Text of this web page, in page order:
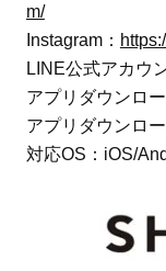
m/
Instagram：
LINE公式アカウ
アプリダウンロ
アプリダウンロ
対応OS：iOS/